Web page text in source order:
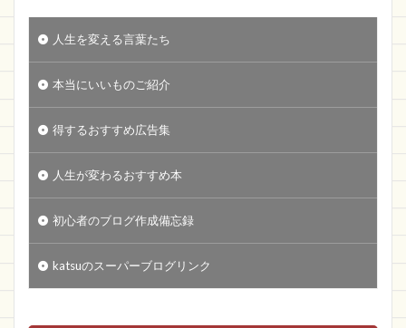
人生を変える言葉たち
本当にいいものご紹介
得するおすすめ広告集
人生が変わるおすすめ本
初心者のブログ作成備忘録
katsuのスーパーブログリンク